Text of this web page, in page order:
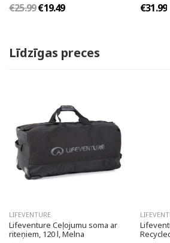
€25.99€19.49 €31.99
Līdzīgas preces
LIFEVENTURE
Lifeventure Ceļojumu soma ar
riteņiem, 120 l, Melna